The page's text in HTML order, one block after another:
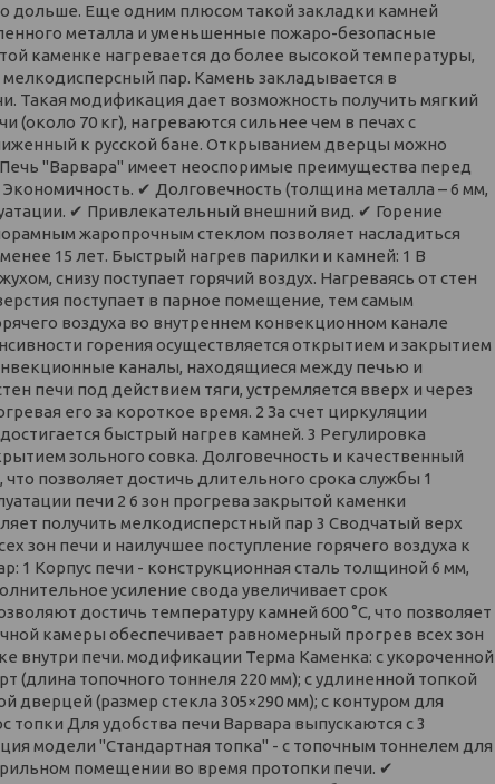
дольше. Еще одним плюсом такой закладки камней
металла и уменьшенные пожаро-безопасные
каменке нагревается до более высокой температуры,
пар. Камень закладывается в
Такая модификация дает возможность получить мягкий
70 кг), нагреваются сильнее чем в печах с
к русской бане. Открыванием дверцы можно
"Варвара" имеет неоспоримые преимущества перед
✔ Долговечность (толщина металла – 6 мм,
✔ Привлекательный внешний вид. ✔ Горение
жаропрочным стеклом позволяет насладиться
15 лет. Быстрый нагрев парилки и камней: 1 В
снизу поступает горячий воздух. Нагреваясь от стен
поступает в парное помещение, тем самым
воздуха во внутреннем конвекционном канале
горения осуществляется открытием и закрытием
каналы, находящиеся между печью и
печи под действием тяги, устремляется вверх и через
его за короткое время. 2 За счет циркуляции
быстрый нагрев камней. 3 Регулировка
зольного совка. Долговечность и качественный
позволяет достичь длительного срока службы 1
печи 2 6 зон прогрева закрытой каменки
получить мелкодисперстный пар 3 Сводчатый верх
зон печи и наилучшее поступление горячего воздуха к
1 Корпус печи - конструкционная сталь толщиной 6 мм,
усиление свода увеличивает срок
достичь температуру камней 600 °С, что позволяет
камеры обеспечивает равномерный прогрев всех зон
внутри печи. модификации Терма Каменка: с укороченной
(длина топочного тоннеля 220 мм); с удлиненной топкой
дверцей (размер стекла 305×290 мм); с контуром для
Для удобства печи Варвара выпускаются с 3
модели "Стандартная топка" - с топочным тоннелем для
помещении во время протопки печи. ✔